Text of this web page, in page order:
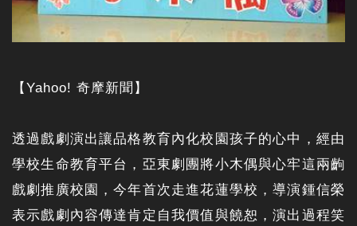
【Yahoo! 奇摩新聞】
透過戲劇演出讓品格教育內化校園孩子的心中，經由
學校生命教育平台，亞東劇團將小木偶與心牢這兩齣
戲劇推廣校園，今年首次走進花蓮學校，導演鍾信榮
表示戲劇內容傳達肯定自我價值與饒恕，演出過程笑